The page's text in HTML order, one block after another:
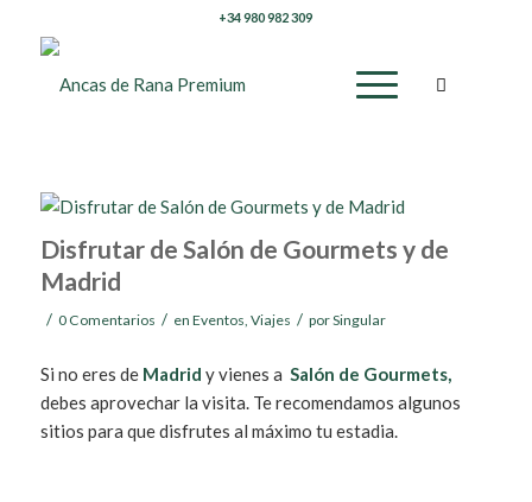
+34 980 982 309
Disfrutar de Salón de Gourmets y de
Madrid
/ 0 Comentarios / en Eventos, Viajes / porSingular
Si no eres de Madrid y vienes a Salón de Gourmets,
debes aprovechar la visita. Te recomendamos algunos
sitios para que disfrutes al máximo tu estadia.